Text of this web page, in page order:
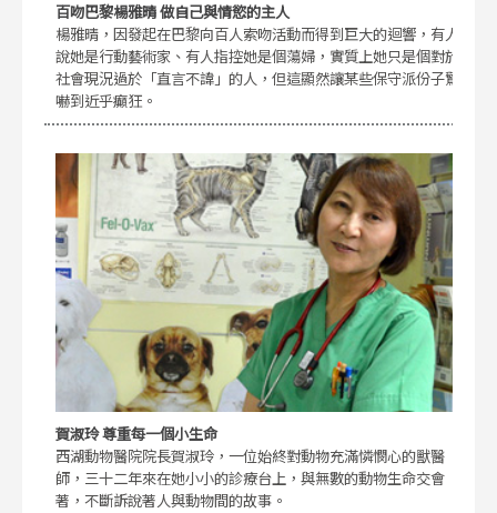
百吻巴黎楊雅晴 做自己與情慾的主人
楊雅晴，因發起在巴黎向百人索吻活動而得到巨大的迴響，有人
說她是行動藝術家、有人指控她是個蕩婦，實質上她只是個對於
社會現況過於「直言不諱」的人，但這顯然讓某些保守派份子驚
嚇到近乎癲狂。
賀淑玲 尊重每一個小生命
西湖動物醫院院長賀淑玲，一位始終對動物充滿憐憫心的獸醫
師，三十二年來在她小小的診療台上，與無數的動物生命交會
著，不斷訴說著人與動物間的故事。